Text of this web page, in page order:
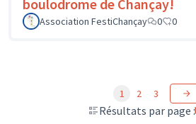
boulodrome de Chançay!
Association FestiChançay
0 0
Résultats par page :
1 2 3